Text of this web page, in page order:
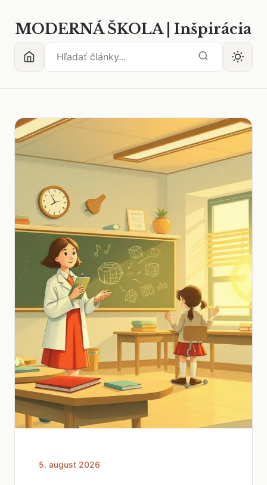
MODERNÁ ŠKOLA | Inšpirácia
5. august 2026